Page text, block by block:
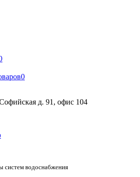
0
д. 91, офис 104
водоснабжения